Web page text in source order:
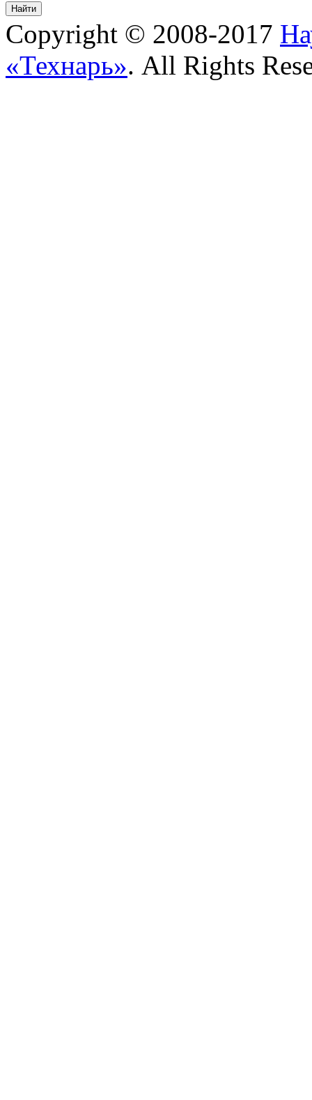
Copyright © 2008-2017
«Технарь». All Rights